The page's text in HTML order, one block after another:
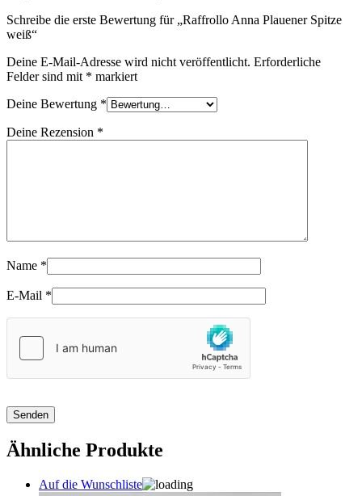
Schreibe die erste Bewertung für „Raffrollo Anna Plauener Spitze
weiß“
Deine E-Mail-Adresse wird nicht veröffentlicht. Erforderliche
Felder sind mit * markiert
Deine Bewertung *
Deine Rezension *
Name *
E-Mail *
Ähnliche Produkte
Auf die Wunschliste